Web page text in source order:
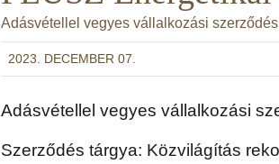
Adásvétellel vegyes vállalkozási szerződés
2023. DECEMBER 07.
Adásvétellel vegyes vállalkozási
Szerződés tárgya: Közvilágítás